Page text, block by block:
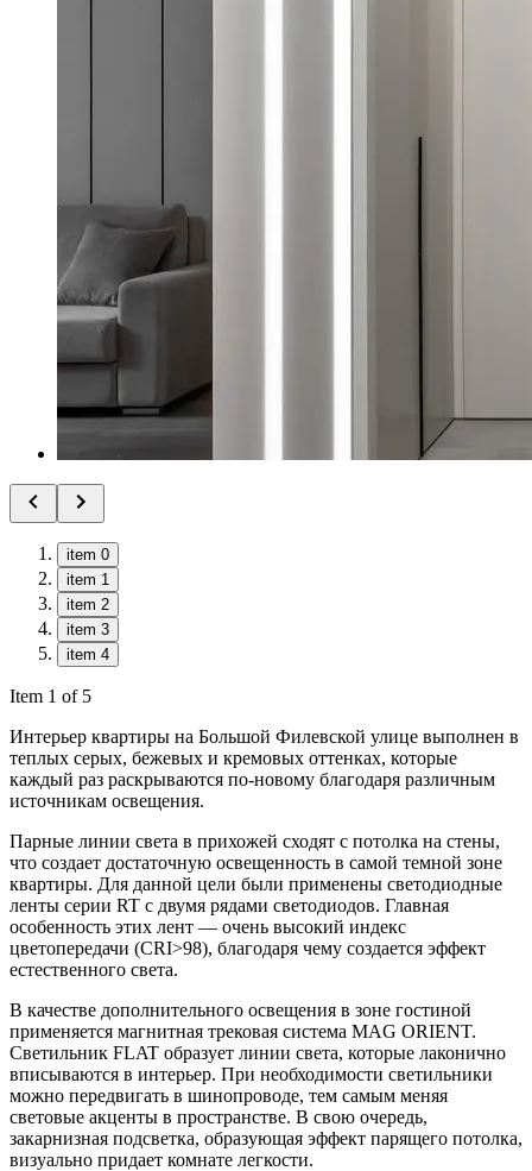
item 0
item 1
item 2
item 3
item 4
Item 1 of 5
Интерьер квартиры на Большой Филевской улице выполнен в
теплых серых, бежевых и кремовых оттенках, которые
каждый раз раскрываются по-новому благодаря различным
источникам освещения.
Парные линии света в прихожей сходят с потолка на стены,
что создает достаточную освещенность в самой темной зоне
квартиры. Для данной цели были применены светодиодные
ленты серии RT с двумя рядами светодиодов. Главная
особенность этих лент — очень высокий индекс
цветопередачи (CRI>98), благодаря чему создается эффект
естественного света.
В качестве дополнительного освещения в зоне гостиной
применяется магнитная трековая система MAG ORIENT.
Светильник FLAT образует линии света, которые лаконично
вписываются в интерьер. При необходимости светильники
можно передвигать в шинопроводе, тем самым меняя
световые акценты в пространстве. В свою очередь,
закарнизная подсветка, образующая эффект парящего потолка,
визуально придает комнате легкости.